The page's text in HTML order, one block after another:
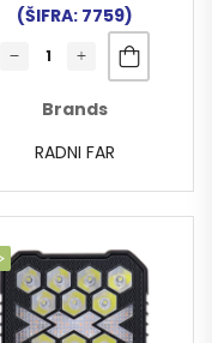
(ŠIFRA: 7759)
Brands
RADNI FAR